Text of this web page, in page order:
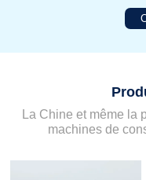
La Chine et même
machines de